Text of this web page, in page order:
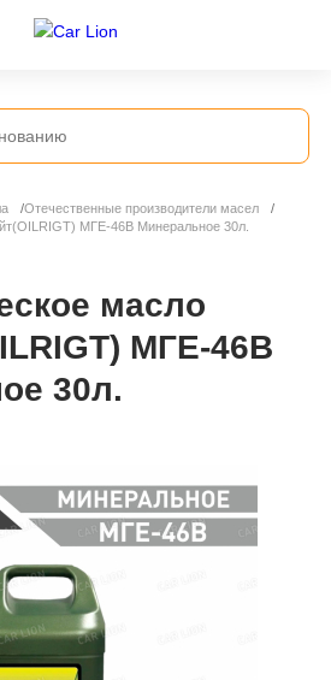
Отечественные производители масел
МГЕ-46В Минеральное 30л.
масло
МГЕ-46В
30л.